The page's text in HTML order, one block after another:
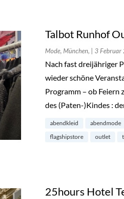
Talbot Runhof
Mode, München, | 3
Nach fast dreijähriger
wieder schöne
Programm – ob Feiern
des (Paten-)Kindes :
abendkleid abendmode
flagshipstore
outlet
25hours Hotel